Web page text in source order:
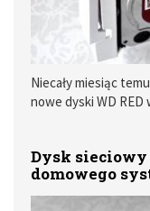
Niecały miesiąc
nowe dyski WD RED
Dysk
domowego